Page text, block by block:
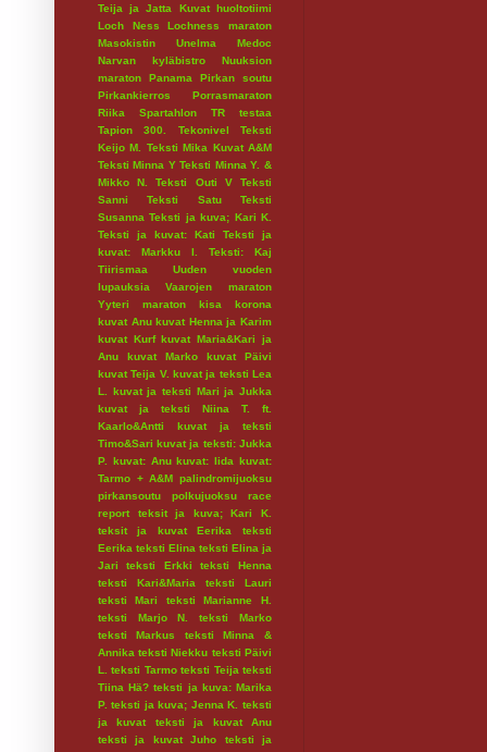
Teija ja Jatta
Kuvat huoltotiimi
Loch Ness
Lochness maraton
Masokistin Unelma
Medoc
Narvan kyläbistro
Nuuksion
maraton
Panama
Pirkan soutu
Pirkankierros
Porrasmaraton
Riika
Spartahlon
TR testaa
Tapion 300.
Tekonivel
Teksti
Keijo M.
Teksti Mika Kuvat A&M
Teksti Minna Y Teksti Minna Y. &
Mikko N.
Teksti Outi V
Teksti
Sanni
Teksti Satu
Teksti
Susanna Teksti ja kuva; Kari K.
Teksti ja kuvat: Kati
Teksti ja
kuvat: Markku I.
Teksti: Kaj
Tiirismaa
Uuden vuoden
lupauksia
Vaarojen maraton
Yyteri maraton
kisa
korona
kuvat Anu kuvat Henna ja Karim
kuvat Kurf kuvat Maria&Kari ja
Anu
kuvat Marko
kuvat Päivi
kuvat Teija V. kuvat ja teksti Lea
L.
kuvat ja teksti Mari ja Jukka
kuvat ja teksti Niina T. ft.
Kaarlo&Antti
kuvat ja teksti
Timo&Sari kuvat ja teksti: Jukka
P.
kuvat: Anu kuvat: Iida kuvat:
Tarmo + A&M palindromijuoksu
pirkansoutu
polkujuoksu
race
report
teksit ja kuva; Kari K.
teksit ja kuvat Eerika
teksti
Eerika teksti Elina teksti Elina ja
Jari
teksti Erkki
teksti Henna
teksti Kari&Maria
teksti Lauri
teksti Mari
teksti Marianne H.
teksti Marjo N.
teksti Marko
teksti Markus
teksti Minna &
Annika teksti Niekku teksti Päivi
L.
teksti Tarmo teksti Teija teksti
Tiina Hä? teksti ja kuva: Marika
P. teksti ja kuva; Jenna K.
teksti
ja kuvat
teksti ja kuvat Anu
teksti ja kuvat Juho
teksti ja